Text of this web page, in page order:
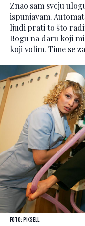
Znao sam svoju
ispunjavam.
ljudi prati to što
Bogu na daru koji
koji volim. Time se
Foto: Pixsell